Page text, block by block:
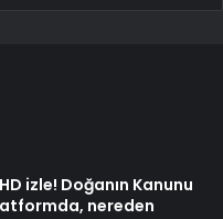
izle! Doğanın Kanunu
nereden